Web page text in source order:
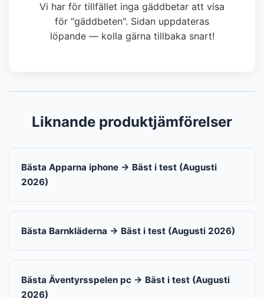
Vi har för tillfället inga gäddbetar att visa
för "gäddbeten". Sidan uppdateras
löpande — kolla gärna tillbaka snart!
Liknande produktjämförelser
Bästa Apparna iphone → Bäst i test (Augusti
2026)
Bästa Barnkläderna → Bäst i test (Augusti 2026)
Bästa Äventyrsspelen pc → Bäst i test (Augusti
2026)